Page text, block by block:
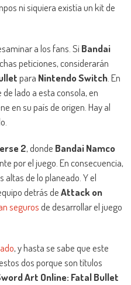
ni siquiera existía un kit de
a los fans. SiBandai
peticiones, considerarán
para Nintendo Switch. En
lado a esta consola, en
en su país de origen. Hay al
2, donde Bandai Namco
por el juego. En consecuencia,
altas de lo planeado. Y el
detrás deAttack on
segurosde desarrollar el juego
, y hasta se sabe que este
dos porque son títulos
Art Online: Fatal Bullet